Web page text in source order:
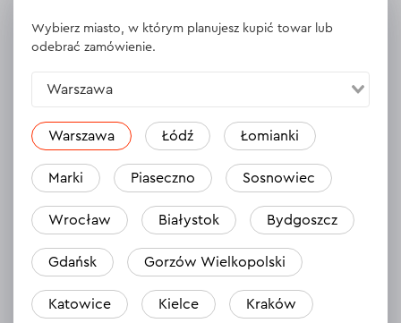
26.06.2024
Mocny magnes do trzymania bita
Odpowiedź 1 odpowiedź
Wojciech
Uchwyt taki, jaki powinien być - mocny i pewny, nie zakleszcza
Wybierz miasto, w którym planujesz kupić towar lub
odebrać zamówienie.
Warszawa
Warszawa Łódź Łomianki
Marki Piaseczno Sosnowiec
Wrocław Białystok Bydgoszcz
Gdańsk Gorzów Wielkopolski
Katowice Kielce Kraków